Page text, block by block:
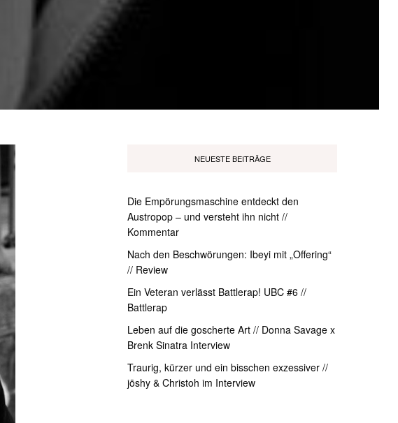
NEUESTE BEITRÄGE
Die Empörungsmaschine entdeckt den
Austropop – und versteht ihn nicht //
Kommentar
Nach den Beschwörungen: Ibeyi mit „Offering“
// Review
Ein Veteran verlässt Battlerap! UBC #6 //
Battlerap
Leben auf die goscherte Art // Donna Savage x
Brenk Sinatra Interview
Traurig, kürzer und ein bisschen exzessiver //
jōshy & Christoh im Interview